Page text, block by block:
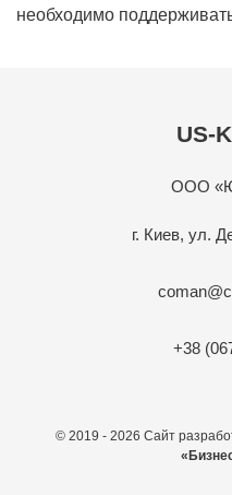
необходимо
US-
ООО
г. Киев, ул.
+38
© 2019 - 2026 Сайт